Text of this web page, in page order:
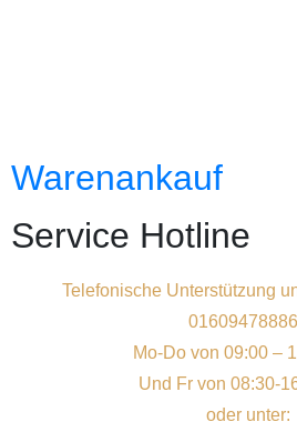
Warenankauf
Service Hotline
Telefonische Unterstützung
Mo-Do von 09:00 –
Und Fr von 08:30-
oder unter: